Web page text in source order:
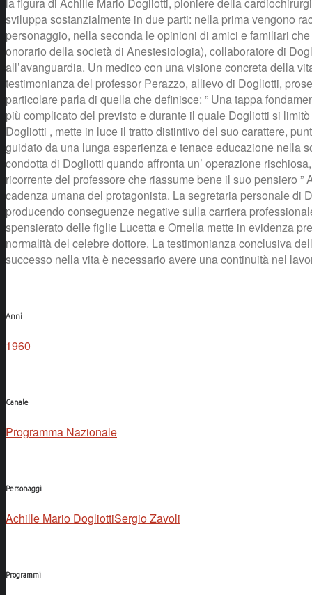
sviluppa sostanzialmente in due parti: nella prima vengono
personaggio, nella seconda le opinioni di amici e familiari
onorario della società di Anestesiologia), collaboratore di
all’avanguardia. Un medico con una visione concreta della
testimonianza del professor Perazzo, allievo di Dogliotti,
particolare parla di quella che definisce: ” Una tappa
più complicato del previsto e durante il quale Dogliotti si
Dogliotti , mette in luce il tratto distintivo del suo carattere,
guidato da una lunga esperienza e tenace educazione nella
condotta di Dogliotti quando affronta un’ operazione
ricorrente del professore che riassume bene il suo pensiero
cadenza umana del protagonista. La segretaria personale di
producendo conseguenze negative sulla carriera
spensierato delle figlie Lucetta e Ornella mette in evidenza
normalità del celebre dottore. La testimonianza conclusiva
successo nella vita è necessario avere una continuità nel
Anni
1960
Canale
Programma Nazionale
Personaggi
Achille Mario DogliottiSergio Zavoli
Programmi